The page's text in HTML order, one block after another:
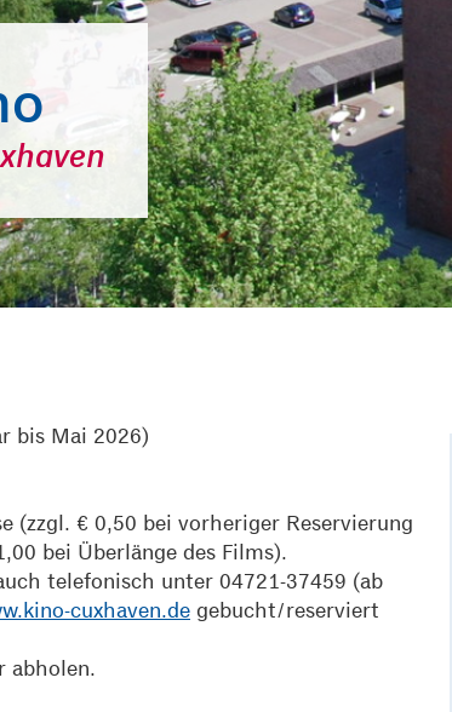
bis Mai 2026)
(zzgl. € 0,50 bei vorheriger Reservierung
bei Überlänge des Films).
telefonisch unter 04721-37459 (ab
cuxhaven.de gebucht/reserviert
abholen.